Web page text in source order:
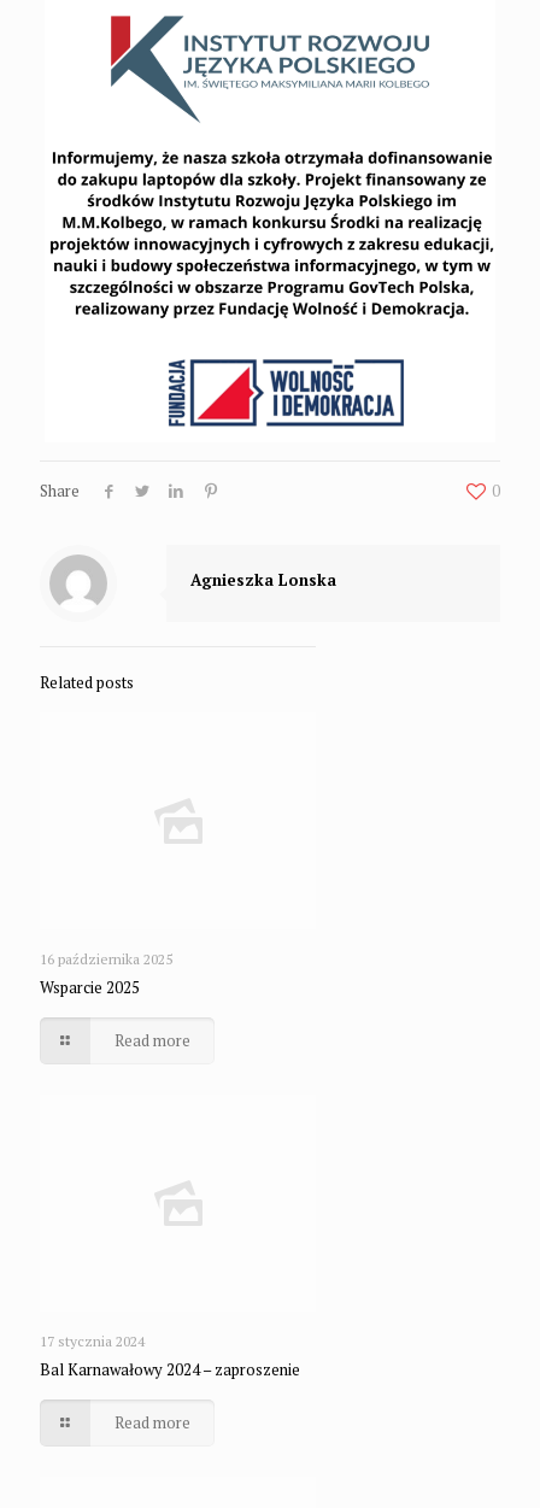
Share 0
Agnieszka Lonska
Related posts
16 października 2025
Wsparcie 2025
Read more
17 stycznia 2024
Bal Karnawałowy 2024 – zaproszenie
Read more